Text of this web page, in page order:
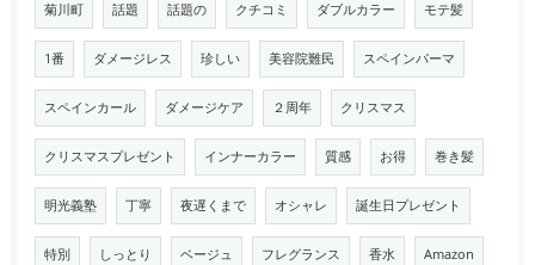
菊川町 話題 話題の クチコミ ダブルカラー モテ髪
1番 ダメージレス 珍しい 美容院難民 スペインパーマ
スペインカール ダメージケア ２周年 クリスマス
クリスマスプレゼント インナーカラー 質感 お得 巻き髪
明光義塾 丁寧 夜遅くまで オシャレ 誕生日プレゼント
特別 しっとり ベージュ フレグランス 香水 Amazon